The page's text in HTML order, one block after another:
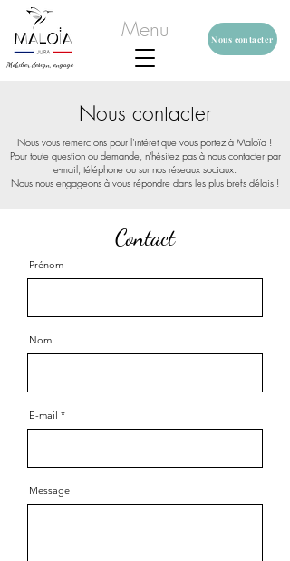
Mobilier design, engagé
Nous contacter
Menu
Nous contacter
Nous vous remercions pour l'intérêt que vous portez à Maloïa !
Pour toute question ou demande, n'hésitez pas à nous contacter par
e-mail, téléphone ou sur nos réseaux sociaux.
Nous nous engageons à vous répondre dans les plus brefs délais !
Contact
Prénom
Nom
E-mail
Message